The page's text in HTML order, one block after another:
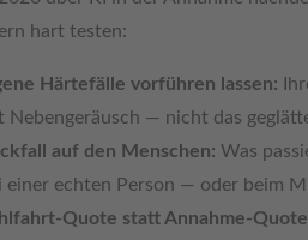
hart testen:
Härtefälle vorführen lassen:
Nebengeräusch — nicht das
auf den Menschen: Was
einer echten Person — oder beim
Quote statt Annahme-